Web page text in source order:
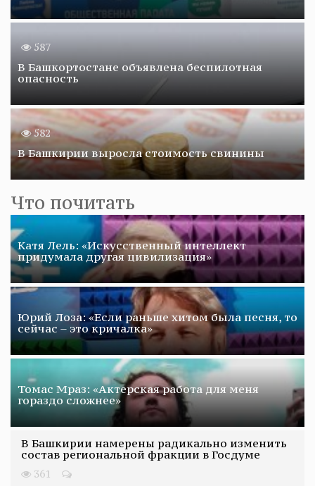
587
В Башкортостане объявлена беспилотная
опасность
582
В Башкирии выросла стоимость свинины
Что почитать
Катя Лель: «Искусственный интеллект
придумала другая цивилизация»
Юрий Лоза: «Если раньше хитом была песня, то
сейчас – это кричалка»
Томас Мраз: «Актерская работа для меня
гораздо сложнее»
В Башкирии намерены радикально изменить
состав региональной фракции в Госдуме
361